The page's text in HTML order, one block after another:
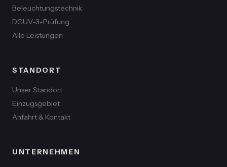
Beleuchtungstechnik
DGUV-3-Prüfung
Alle Leistungen
STANDORT
Unser Standort
Einzugsgebiet
Anfahrt & Kontakt
UNTERNEHMEN